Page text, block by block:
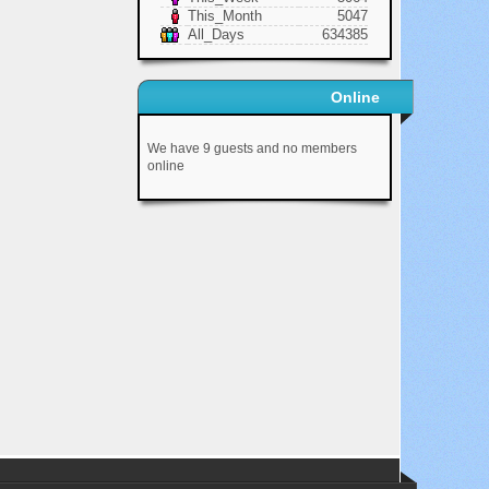
This_Month
5047
All_Days
634385
Online
We have 9 guests and no members
online